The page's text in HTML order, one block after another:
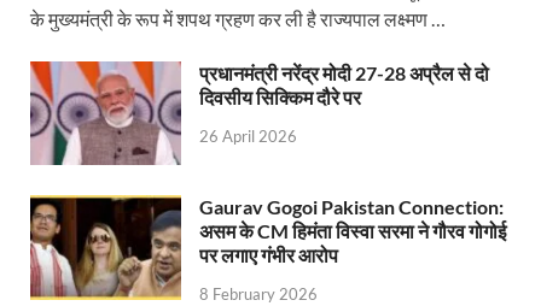
Jan-Jan Ki Sarkar: धामी मॉडल ने शासन को जनता के
Uttarakhandi Song Launch: मुख्यमंत्री ने पैंली-पैंली बार
Uttarkhand Development Project: मुख्यमंत्री ने
Aravalli Satyagraha Yatra: अरावली की रक्षा के लिए
Rhythm of the Universe: यशोभूमि में ‘रिदम ऑफ
Voter Mapping: मतदाता मैपिंग आसान बनाने के लिए
के मुख्यमंत्री के रूप में शपथ ग्रहण कर ली है राज्यपाल लक्ष्मण …
प्रधानमंत्री नरेंद्र मोदी 27-28 अप्रैल से दो
दिवसीय सिक्किम दौरे पर
26 April 2026
Gaurav Gogoi Pakistan Connection:
असम के CM हिमंता विस्वा सरमा ने गौरव गोगोई
पर लगाए गंभीर आरोप
8 February 2026